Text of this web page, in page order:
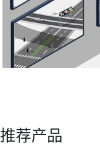
推荐产品